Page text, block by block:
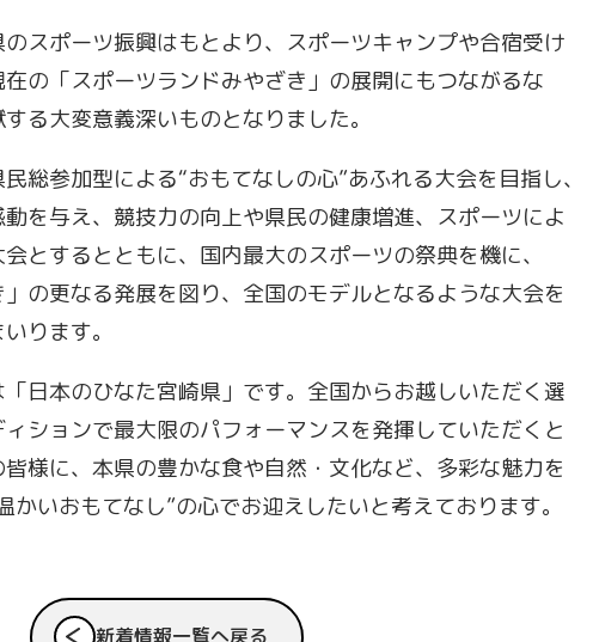
スポーツ振興はもとより、スポーツキャンプや合宿受け
の「スポーツランドみやざき」の展開にもつながるな
る大変意義深いものとなりました。
総参加型による“おもてなしの心”あふれる大会を目指し、
を与え、競技力の向上や県民の健康増進、スポーツによ
とするとともに、国内最大のスポーツの祭典を機に、
」の更なる発展を図り、全国のモデルとなるような大会を
ります。
日本のひなた宮崎県」です。全国からお越しいただく選
ションで最大限のパフォーマンスを発揮していただくと
様に、本県の豊かな食や自然・文化など、多彩な魅力を
かいおもてなし”の心でお迎えしたいと考えております。
新着情報一覧へ戻る